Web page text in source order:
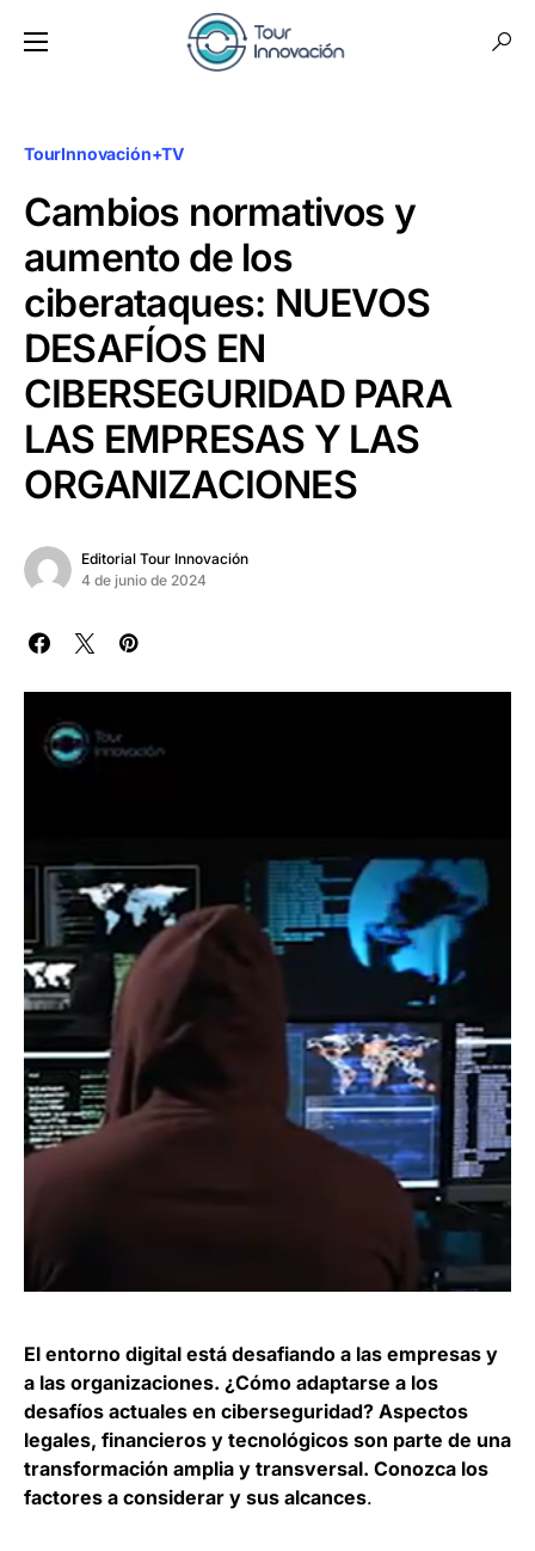
TourInnovación+TV
Cambios normativos y
aumento de los
ciberataques: NUEVOS
DESAFÍOS EN
CIBERSEGURIDAD PARA
LAS EMPRESAS Y LAS
ORGANIZACIONES
Editorial Tour Innovación
4 de junio de 2024
El entorno digital está desafiando a las empresas y
a las organizaciones. ¿Cómo adaptarse a los
desafíos actuales en ciberseguridad? Aspectos
legales, financieros y tecnológicos son parte de una
transformación amplia y transversal. Conozca los
factores a considerar y sus alcances.